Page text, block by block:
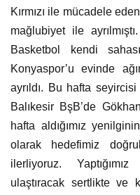
Kırmızı ile mücadele
mağlubiyet ile
Basketbol kendi
Konyaspor’u evinde
ayrıldı. Bu hafta
Balıkesir BşB’de
hafta aldığımız
olarak hedefimiz
ilerliyoruz.
ulaştıracak sertlikte ve